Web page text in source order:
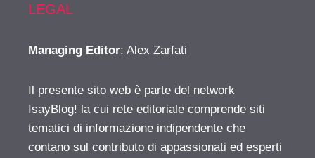
LEGAL
Managing Editor: Alex Zarfati
Il presente sito web è parte del network
IsayBlog! la cui rete editoriale comprende siti
tematici di informazione indipendente che
contano sul contributo di appassionati ed esperti